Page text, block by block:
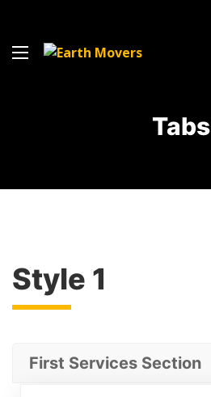
Tabs
Style 1
First Services Section